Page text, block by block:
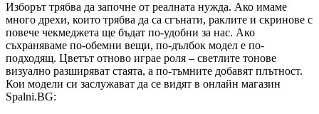
Изборът трябва да започне от реалната нужда. Ако имаме
много дрехи, които трябва да са сгънати, раклите и скринове с
повече чекмеджета ще бъдат по-удобни за нас. Ако
съхраняваме по-обемни вещи, по-дълбок модел е по-
подходящ. Цветът отново играе роля – светлите тонове
визуално разширяват стаята, а по-тъмните добавят плътност.
Кои модели си заслужават да се видят в онлайн магазин
Spalni.BG: